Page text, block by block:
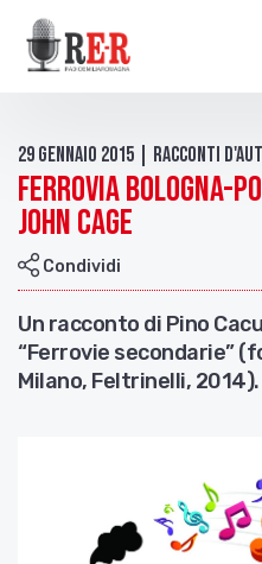
Salta al contenuto
29 Gennaio 2015 | Racconti
Ferrovia Bologna-
John Cage
Condividi
Un racconto di Pino
“Ferrovie secondarie”
Milano, Feltrinelli, 2014).